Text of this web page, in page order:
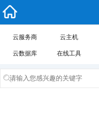
云服务商 云主机
云数据库 在线工具